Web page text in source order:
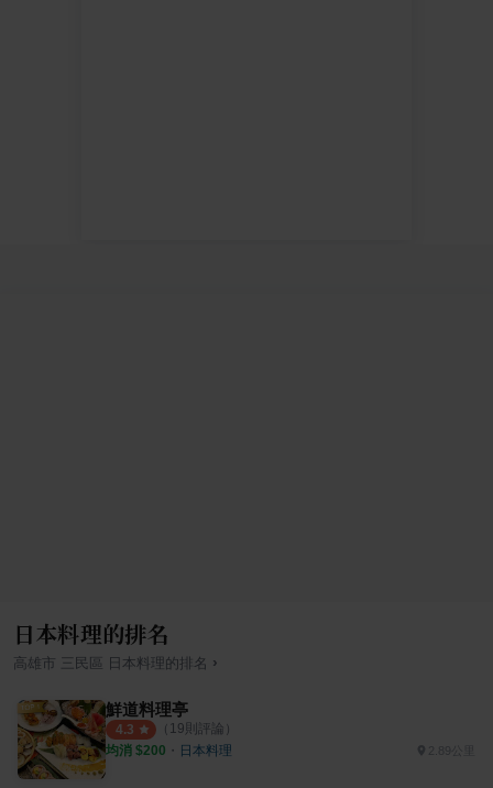
日本料理的排名
高雄市 三民區 日本料理 的排名 ›
鮮道料理亭
4.3 （ 19則評論）
均消 $200 ・ 日本料理